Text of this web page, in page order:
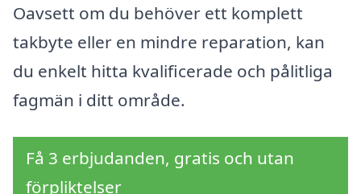
Oavsett om du behöver ett komplett
takbyte eller en mindre reparation, kan
du enkelt hitta kvalificerade och pålitliga
fagmän i ditt område.
Få 3 erbjudanden, gratis och utan
förpliktelser